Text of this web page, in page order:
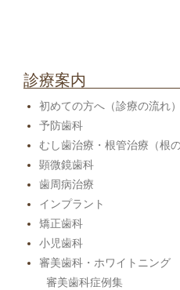
診療案内
初めての方へ（診療の流れ）
予防歯科
むし歯治療・根管治療（根の
顕微鏡歯科
歯周病治療
インプラント
矯正歯科
小児歯科
審美歯科・ホワイトニング
審美歯科症例集